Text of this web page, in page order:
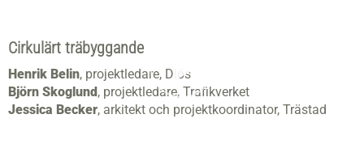
Cirkulärt träbyggande
Henrik Belin, projektledare, Diös
Björn Skoglund, projektledare, Trafikverket
Jessica Becker, arkitekt och projektkoordinator, Trästad